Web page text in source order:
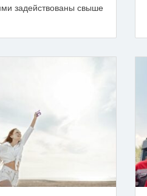
задействованы свыше